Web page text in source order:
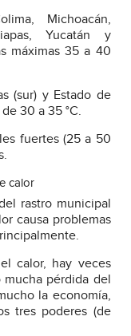
Michoacán,
Yucatán y
máximas 35 a 40
(sur) y Estado de
30 a 35 °C.
fuertes (25 a 50
calor
rastro municipal
causa problemas
calor, hay veces
mucha pérdida del
la economía,
tres poderes (de